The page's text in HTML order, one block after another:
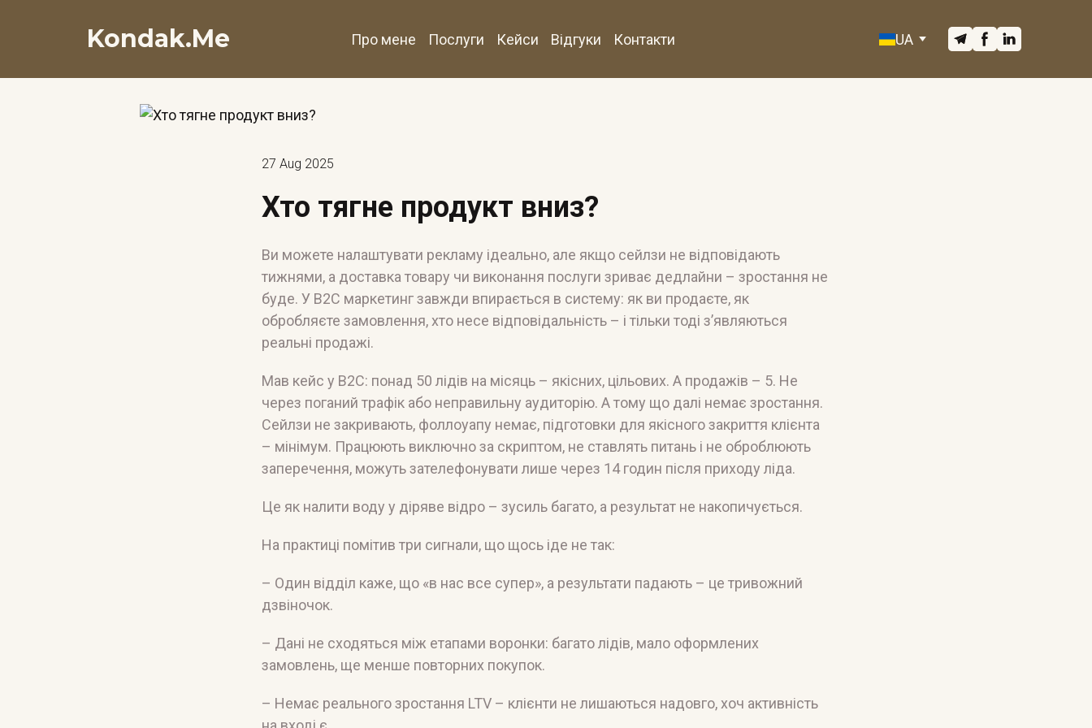
Kondak.Me Про мене Послуги Кейси Відгуки Контакти UA
27 Aug 2025
Хто тягне продукт вниз?
Ви можете налаштувати рекламу ідеально, але якщо сейлзи не відповідають
тижнями, а доставка товару чи виконання послуги зриває дедлайни – зростання не
буде. У B2C маркетинг завжди впирається в систему: як ви продаєте, як
обробляєте замовлення, хто несе відповідальність – і тільки тоді з’являються
реальні продажі.
Мав кейс у B2C: понад 50 лідів на місяць – якісних, цільових. А продажів – 5. Не
через поганий трафік або неправильну аудиторію. А тому що далі немає зростання.
Сейлзи не закривають, фоллоуапу немає, підготовки для якісного закриття клієнта
– мінімум. Працюють виключно за скриптом, не ставлять питань і не оброблюють
заперечення, можуть зателефонувати лише через 14 годин після приходу ліда.
Це як налити воду у діряве відро – зусиль багато, а результат не накопичується.
На практиці помітив три сигнали, що щось іде не так:
– Один відділ каже, що «в нас все супер», а результати падають – це тривожний
дзвіночок.
– Дані не сходяться між етапами воронки: багато лідів, мало оформлених
замовлень, ще менше повторних покупок.
– Немає реального зростання LTV – клієнти не лишаються надовго, хоч активність